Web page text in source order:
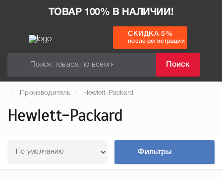
ТОВАР 100% В НАЛИЧИИ!
Поиск
СКИДКА 5%
после регистрации
Производитель Hewlett-Packard
Hewlett-Packard
Фильтры